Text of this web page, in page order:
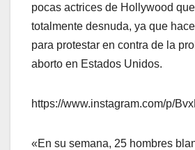
pocas actrices de Hollywood
totalmente desnuda, ya que
para protestar en contra de la
aborto en Estados Unidos.
https://www.instagram.com/p/
«En su semana, 25 hombres